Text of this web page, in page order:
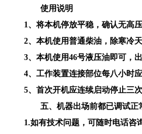
使用说明
1、将本机停放平稳，确认无高
2、本机使用普通柴油，除寒冷
3、本机使用46号液压油即可，
4、工作装置连接部位每八小时应
5、首次开机应连续启动停止三
五、机器出场前都已调试
1.如有技术问题，可随时电话咨